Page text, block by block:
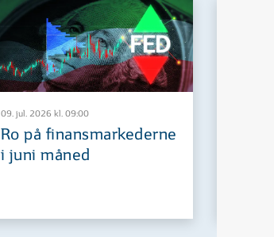
09. jul. 2026 kl. 09:00
Ro på finansmarkederne
i juni måned